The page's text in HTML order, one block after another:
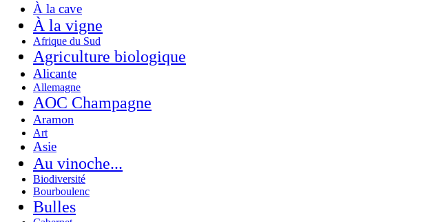
À la cave
À la vigne
Afrique du Sud
Agriculture biologique
Alicante
Allemagne
AOC Champagne
Aramon
Art
Asie
Au vinoche...
Biodiversité
Bourboulenc
Bulles